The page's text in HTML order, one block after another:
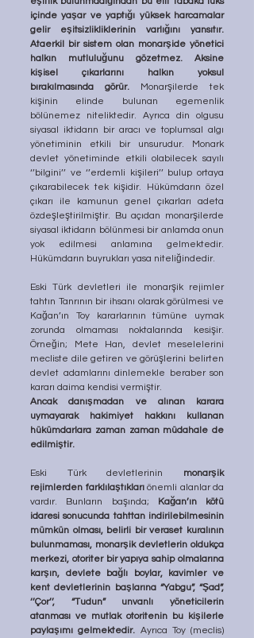
içinde yaşar ve yaptığı yüksek harcamalar
gelir eşitsizlikliklerinin varlığını yansıtır.
Ataerkil bir sistem olan monarşide yönetici
halkın mutluluğunu gözetmez. Aksine
kişisel çıkarlarını halkın yoksul
bırakılmasında görür. Monarşilerde tek
kişinin elinde bulunan egemenlik
bölünemez niteliktedir. Ayrıca din olgusu
siyasal iktidarın bir aracı ve toplumsal algı
yönetiminin etkili bir unsurudur. Monark
devlet yönetiminde etkili olabilecek sayılı
‘’bilgini’’ ve ‘’erdemli kişileri’’ bulup ortaya
çıkarabilecek tek kişidir. Hükümdarın özel
çıkarı ile kamunun genel çıkarları adeta
özdeşleştirilmiştir. Bu açıdan monarşilerde
siyasal iktidarın bölünmesi bir anlamda onun
yok edilmesi anlamına gelmektedir.
Hükümdarın buyrukları yasa niteliğindedir.
Eski Türk devletleri ile monarşik rejimler
tahtın Tanrının bir ihsanı olarak görülmesi ve
Kağan’ın Toy kararlarının tümüne uymak
zorunda olmaması noktalarında kesişir.
Örneğin; Mete Han, devlet meselelerini
mecliste dile getiren ve görüşlerini belirten
devlet adamlarını dinlemekle beraber son
kararı daima kendisi vermiştir.
Ancak danışmadan ve alınan karara
uymayarak hakimiyet hakkını kullanan
hükümdarlara zaman zaman müdahale de
edilmiştir.
Eski Türk devletlerinin monarşik
rejimlerden farklılaştıkları önemli alanlar da
vardır. Bunların başında; Kağan’ın kötü
idaresi sonucunda tahttan indirilebilmesinin
mümkün olması, belirli bir veraset kuralının
bulunmaması, monarşik devletlerin oldukça
merkezi, otoriter bir yapıya sahip olmalarına
karşın, devlete bağlı boylar, kavimler ve
kent devletlerinin başlarına “Yabgu”, “Şad”,
‘’Çor’’, “Tudun” unvanlı yöneticilerin
atanması ve mutlak otoritenin bu kişilerle
paylaşımı gelmektedir. Ayrıca Toy (meclis)